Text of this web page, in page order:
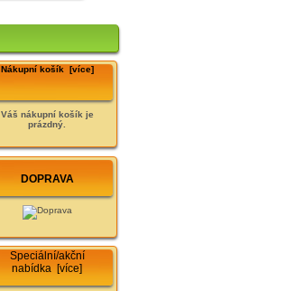
Nákupní košík [více]
Váš nákupní košík je
prázdný.
DOPRAVA
Speciální/akční
nabídka [více]